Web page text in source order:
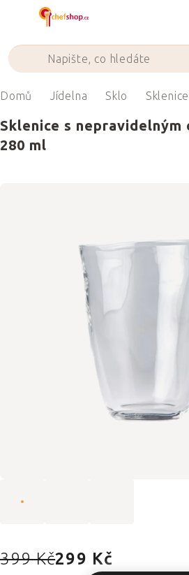
Domů Jídelna Sklo Sklenice
Sklenice s nepravidelným
280 ml
399 Kč299 Kč